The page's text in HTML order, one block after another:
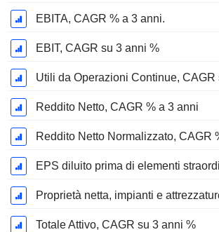
EBITA, CAGR % a 3 anni.
EBIT, CAGR su 3 anni %
Reddito Netto, CAGR % a 3 anni
Reddito Netto Normalizzato, CAGR
Totale Attivo, CAGR su 3 anni %